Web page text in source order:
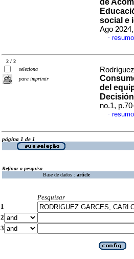
de
social e
Ago
·
2 / 2
seleciona
para imprimir
del
Decisión
no.1,
·
página 1 de 1
Refinar a pesquisa
Base de dados : article
Pesquisar
1
2
3